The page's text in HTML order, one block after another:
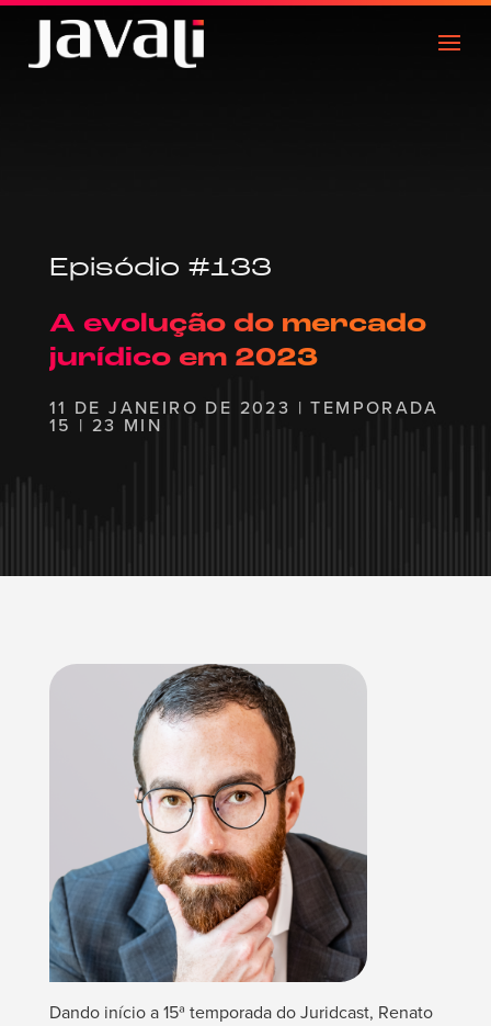
Episódio #133
A evolução do mercado
jurídico em 2023
11 DE JANEIRO DE 2023 | TEMPORADA
15 | 23 MIN
Dando início a 15ª temporada do Juridcast, Renato